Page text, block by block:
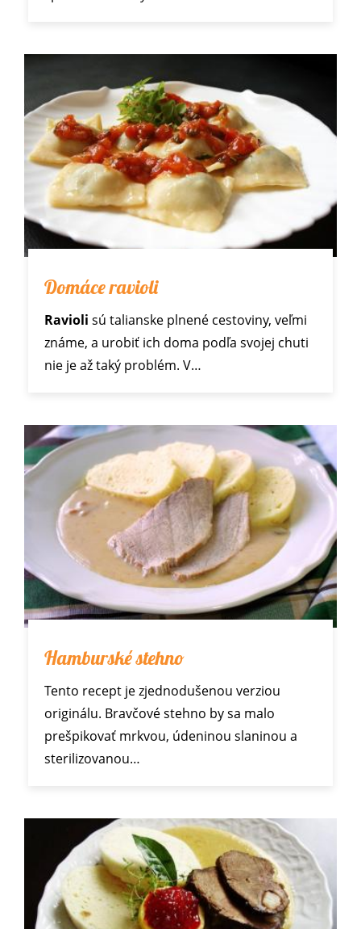
Domáce ravioli
Ravioli sú talianske plnené cestoviny, veľmi
známe, a urobiť ich doma podľa svojej chuti
nie je až taký problém. V…
Hamburské stehno
Tento recept je zjednodušenou verziou
originálu. Bravčové stehno by sa malo
prešpikovať mrkvou, údeninou slaninou a
sterilizovanou…